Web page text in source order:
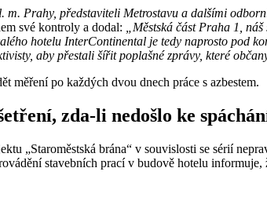
m. Prahy, představiteli Metrostavu a dalšími
své kontroly a dodal:
„Městská část Praha 1,
hotelu InterContinental je tedy naprosto pod
aby přestali šířit poplašné zprávy, které
měření po každých dvou dnech práce s azbestem.
zda-li nedošlo ke
„Staroměstská brána“ v souvislosti se sérií
stavebních prací v budově hotelu